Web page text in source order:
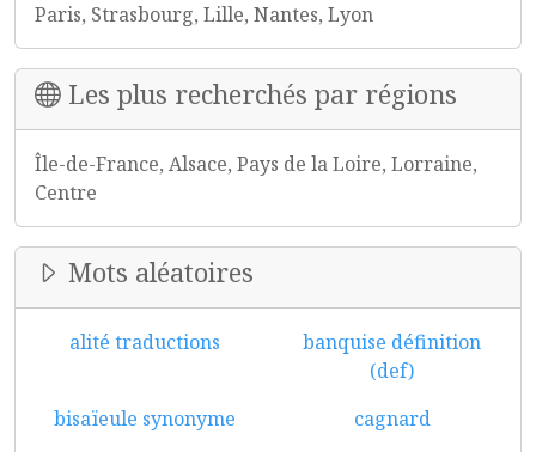
Paris, Strasbourg, Lille, Nantes, Lyon
Les plus recherchés par régions
Île-de-France, Alsace, Pays de la Loire, Lorraine,
Centre
Mots aléatoires
alité traductions
banquise définition
(def)
bisaïeule synonyme
cagnard